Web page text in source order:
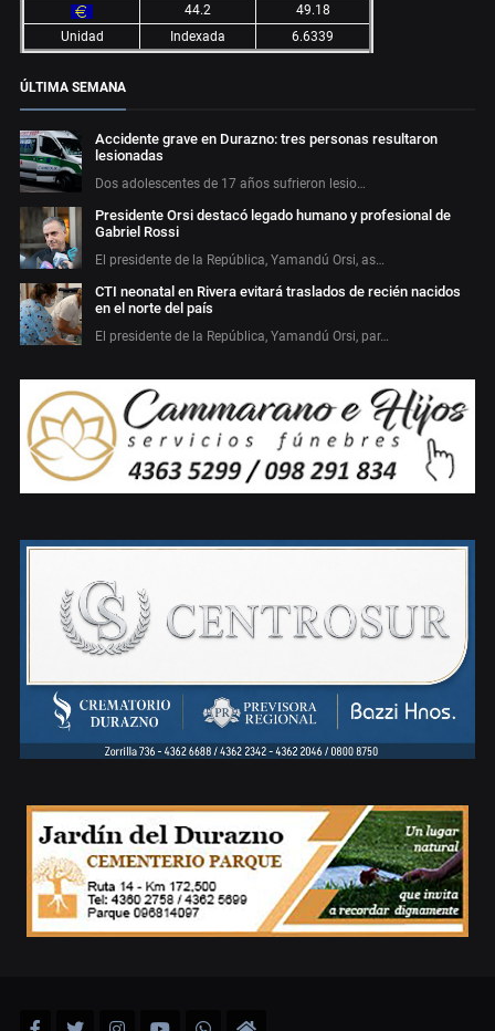
44.2
49.18
Unidad
Indexada 6.6339
ÚLTIMA SEMANA
Accidente grave en Durazno: tres personas resultaron
lesionadas
Dos adolescentes de 17 años sufrieron lesio…
Presidente Orsi destacó legado humano y profesional de
Gabriel Rossi
El presidente de la República, Yamandú Orsi, as…
CTI neonatal en Rivera evitará traslados de recién nacidos
en el norte del país
El presidente de la República, Yamandú Orsi, par…